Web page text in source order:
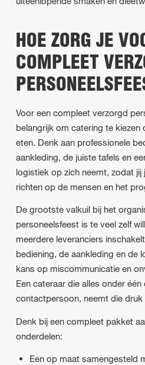
HOE ZORG JE
COMPLEET
Voor een compleet verzorgd
belangrijk om catering te kiezen
eten. Denk aan professionele
aankleding, de juiste tafels en
logistiek op zich neemt, zodat
richten op de mensen en het
De grootste valkuil bij het
personeelsfeest is te veel zelf
meerdere leveranciers
bediening, de aankleding en de
kans op miscommunicatie en
Een cateraar die alles onder
contactpersoon, neemt die druk
Denk bij een compleet pakket
onderdelen:
Een op maat samengesteld